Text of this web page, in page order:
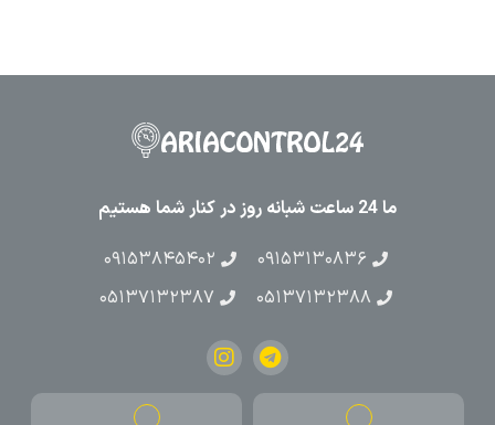
ما 24 ساعت شبانه روز در کنار شما هستیم
۰۹۱۵۳۱۳۰۸۳۶
۰۹۱۵۳۸۴۵۴۰۲
۰۵۱۳۷۱۳۲۳۸۸
۰۵۱۳۷۱۳۲۳۸۷